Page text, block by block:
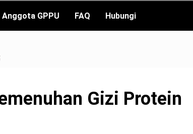
Anggota GPPU FAQ Hubungi
Gizi Protein